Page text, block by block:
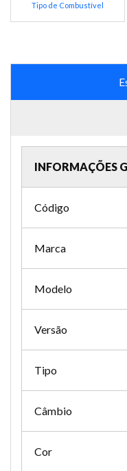
Tipo de Combustível
INFORMAÇÕES
Código
Marca
Modelo
Versão
Tipo
Câmbio
Cor